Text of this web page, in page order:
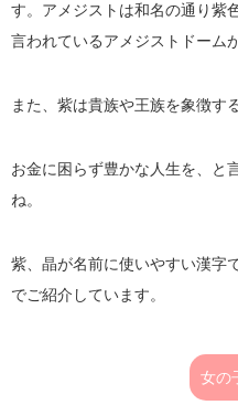
す。アメジストは和名の通り紫
言われているアメジストドーム
また、紫は貴族や王族を象徴す
お金に困らず豊かな人生を、と
ね。
紫、晶が名前に使いやすい漢字
でご紹介しています。
女の